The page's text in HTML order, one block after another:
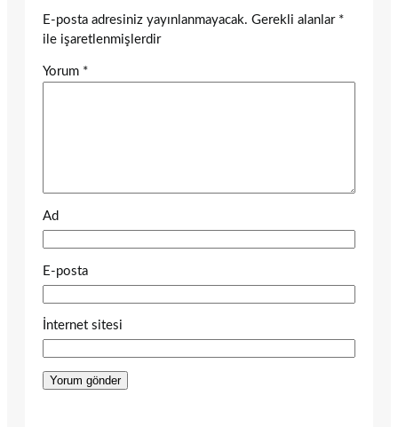
E-posta adresiniz yayınlanmayacak. Gerekli alanlar *
ile işaretlenmişlerdir
Yorum *
Ad
E-posta
İnternet sitesi